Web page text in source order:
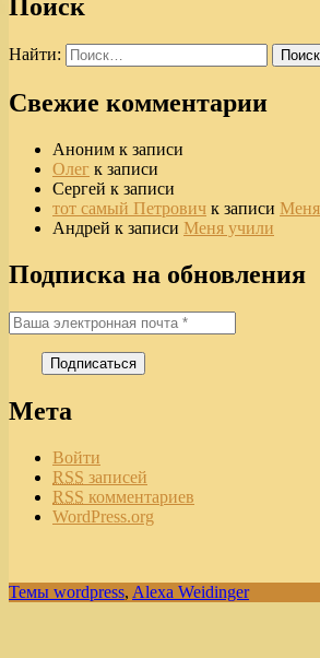
Поиск
Найти:
Свежие комментарии
Аноним к записи
Олег к записи
Сергей к записи
тот самый Петрович к записи
Андрей к записи Меня учили
Подписка на обновления
Мета
Войти
RSS записей
RSS комментариев
WordPress.org
Темы wordpress, Alexa Weidinger